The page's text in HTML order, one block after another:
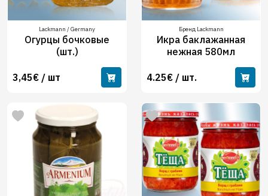
Lackmann / Germany
Огурцы бочковые
(шт.)
3,45€ / шт
Бренд Lackmann
Икра баклажанная
нежная 580мл
4.25€ / шт.